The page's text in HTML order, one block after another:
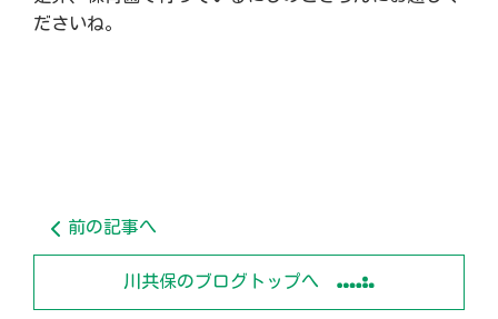
ださいね。
前の記事へ
川共保のブログトップへ